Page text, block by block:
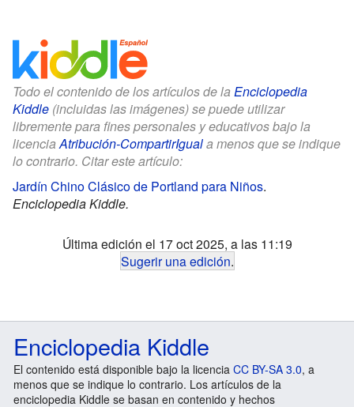
Todo el contenido de los artículos de la Enciclopedia
Kiddle (incluidas las imágenes) se puede utilizar
libremente para fines personales y educativos bajo la
licenciaAtribución-CompartirIguala menos que se indique
lo contrario. Citar este artículo:
Jardín Chino Clásico de Portland para Niños.
Enciclopedia Kiddle.
Última edición el 17 oct 2025, a las 11:19
Sugerir una edición.
Enciclopedia Kiddle
El contenido está disponible bajo la licencia CC BY-SA 3.0, a
menos que se indique lo contrario. Los artículos de la
enciclopedia Kiddle se basan en contenido y hechos